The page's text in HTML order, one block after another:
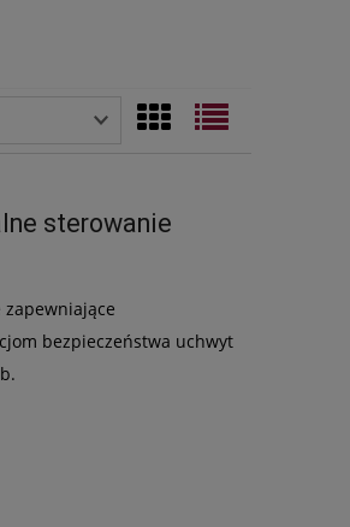
sterowanie
bezpieczeństwa uchwyt